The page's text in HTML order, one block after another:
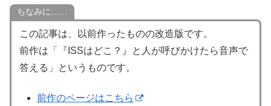
ちなみに……
この記事は、以前作ったものの改造版です。
前作は「『ISSはどこ？』と人が呼びかけたら音声で
答える」というものです。
前作のページはこちら